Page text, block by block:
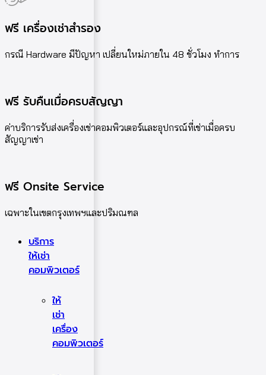
ฟรี เครื่องเช่าสำรอง
กรณี Hardware มีปัญหา เปลี่ยนใหม่ภายใน 48 ชั่วโมง ทำการ
ฟรี รับคืนเมื่อครบสัญญา
ค่าบริการรับส่งเครื่องเช่าคอมพิวเตอร์และอุปกรณ์ที่เช่าเมื่อครบ
สัญญาเช่า
ฟรี Onsite Service
เฉพาะในเขตกรุงเทพฯและปริมณฑล
บริการ
ให้เช่า
คอมพิวเตอร์
ให้
เช่า
เครื่อง
คอมพิวเตอร์